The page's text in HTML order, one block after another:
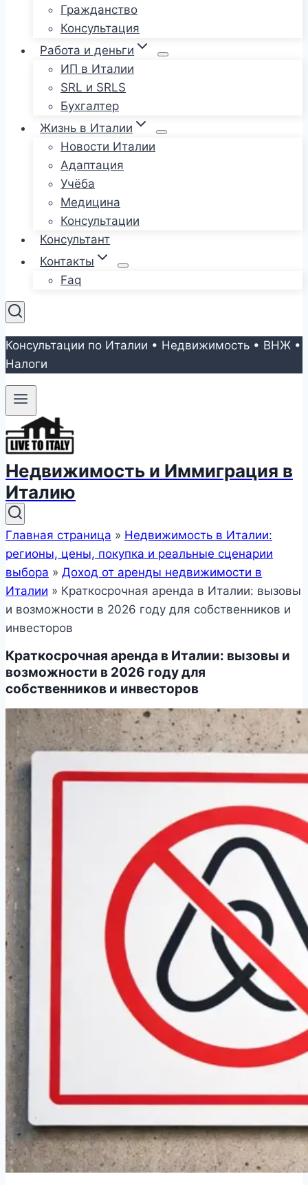
Гражданство
Консультация
Работа и деньги
ИП в Италии
SRL и SRLS
Бухгалтер
Жизнь в Италии
Новости Италии
Адаптация
Учёба
Медицина
Консультации
Консультант
Контакты
Faq
Консультации по Италии • Недвижимость • ВНЖ •
Налоги
Недвижимость и Иммиграция в
Италию
Главная страница » Недвижимость в Италии:
регионы, цены, покупка и реальные сценарии
выбора » Доход от аренды недвижимости в
Италии » Краткосрочная аренда в Италии: вызовы
и возможности в 2026 году для собственников и
инвесторов
Краткосрочная аренда в Италии: вызовы и
возможности в 2026 году для
собственников и инвесторов